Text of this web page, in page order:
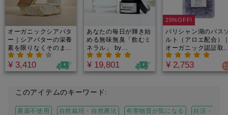
オーガニックシアバタ
ー｜シアバターの栄養
素を限りなくそのまま
に！不純物を取り除い
ているため、酸化しに
くい！肌本来の力を蘇
¥ 3,410
あなたの毎日が輝き始
める無味無臭「飲むミ
ネラル」 by
Minery(ミネリー）カ
ナダ原生林から誕生！
重金属・農薬テスト済
月分でお得！1日188
円からのミネラル週
間。
¥ 19,801
25%OFF!
パリシャン湖のバス
ルト（アロエ配合）
オーガニック認証取
のアロエベラを使用
昔から入浴剤として
用されていたアロエ
¥ 2,753
このアイテムのキーワード:
農薬不使用 自然栽培・自然農法 有害物質が気になる 妊活・妊娠